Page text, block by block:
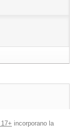
incorporano la